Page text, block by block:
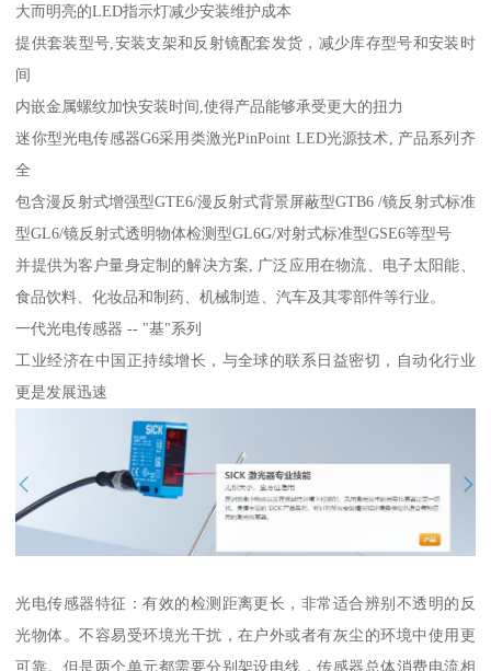
大而明亮的LED指示灯减少安装维护成本
提供套装型号,安装支架和反射镜配套发货，减少库存型号和安装时
间
内嵌金属螺纹加快安装时间,使得产品能够承受更大的扭力
迷你型光电传感器G6采用类激光PinPoint LED光源技术, 产品系列齐
全
包含漫反射式增强型GTE6/漫反射式背景屏蔽型GTB6 /镜反射式标准
型GL6/镜反射式透明物体检测型GL6G/对射式标准型GSE6等型号
并提供为客户量身定制的解决方案, 广泛应用在物流、电子太阳能、
食品饮料、化妆品和制药、机械制造、汽车及其零部件等行业。
一代光电传感器 -- "基"系列
工业经济在中国正持续增长，与全球的联系日益密切，自动化行业
更是发展迅速
光电传感器特征：有效的检测距离更长，非常适合辨别不透明的反
光物体。不容易受环境光干扰，在户外或者有灰尘的环境中使用更
可靠。但是两个单元都需要分别架设电线，传感器总体消费电流相